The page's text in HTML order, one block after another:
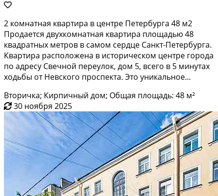
2 комнатная квартира в центре Петербурга 48 м2
Продается двухкомнатная квартира площадью 48
квадратных метров в самом сердце Санкт-Петербурга.
Квартира расположена в историческом центре города
по адресу Свечной переулок, дом 5, всего в 5 минутах
ходьбы от Невского проспекта. Это уникальное...
Вторичка; Кирпичный дом; Общая площадь: 48 м²
30 ноября 2025